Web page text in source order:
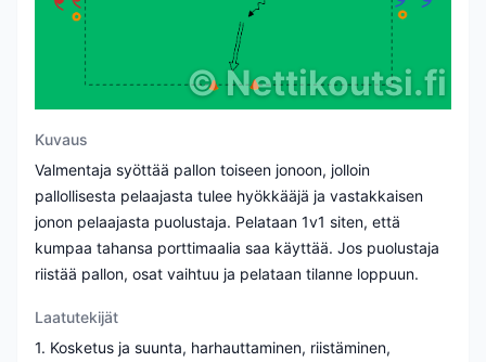
©Nettikoutsi.fi
Kuvaus
Valmentaja syöttää pallon toiseen jonoon, jolloin
pallollisesta pelaajasta tulee hyökkääjä ja vastakkaisen
jonon pelaajasta puolustaja. Pelataan 1v1 siten, että
kumpaa tahansa porttimaalia saa käyttää. Jos puolustaja
riistää pallon, osat vaihtuu ja pelataan tilanne loppuun.
Laatutekijät
1. Kosketus ja suunta, harhauttaminen, riistäminen,